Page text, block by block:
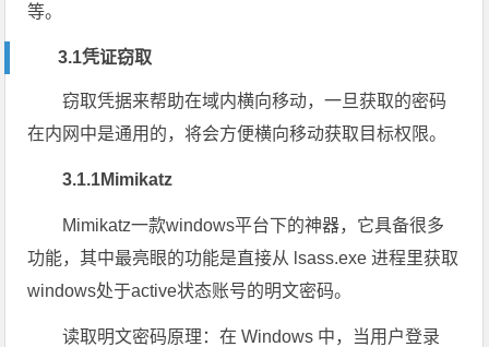
等。
3.1凭证窃取
窃取凭据来帮助在域内横向移动，一旦获取的密码
在内网中是通用的，将会方便横向移动获取目标权限。
3.1.1Mimikatz
Mimikatz一款windows平台下的神器，它具备很多
功能，其中最亮眼的功能是直接从 lsass.exe 进程里获取
windows处于active状态账号的明文密码。
读取明文密码原理：在 Windows 中，当用户登录